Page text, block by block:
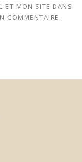
ET MON SITE DANS
COMMENTAIRE.